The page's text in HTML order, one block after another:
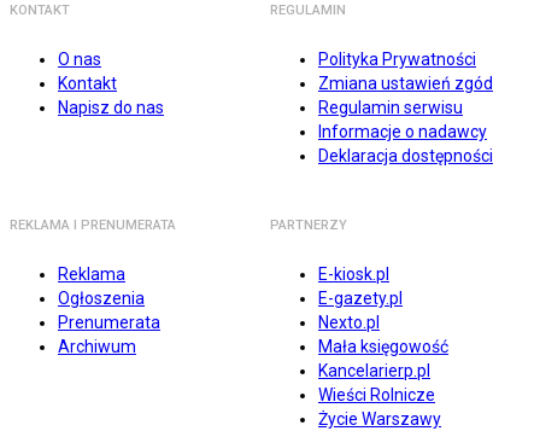
KONTAKT
O nas
Kontakt
Napisz do nas
REGULAMIN
Polityka Prywatności
Zmiana ustawień zgód
Regulamin serwisu
Informacje o nadawcy
Deklaracja dostępności
REKLAMA I PRENUMERATA
Reklama
Ogłoszenia
Prenumerata
Archiwum
PARTNERZY
E-kiosk.pl
E-gazety.pl
Nexto.pl
Mała księgowość
Kancelarierp.pl
Wieści Rolnicze
Życie Warszawy